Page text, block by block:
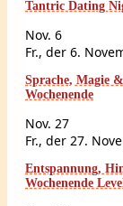
Tantric Dating
Nov. 6
Fr., der 6.
Sprache, Magie
Wochenende
Nov. 27
Fr., der 27.
Entspannung,
Wochenende